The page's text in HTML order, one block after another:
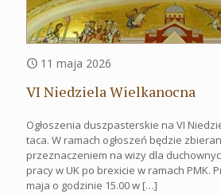
11 maja 2026
VI Niedziela Wielkanocna
Ogłoszenia duszpasterskie na VI
taca. W ramach ogłoszeń będzie
przeznaczeniem na wizy dla
pracy w UK po brexicie w ramach PMK.
maja o godzinie 15.00 w […]